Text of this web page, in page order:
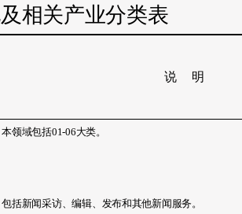
相关产业分类表
说 明
本领域包括01-06大类。
包括新闻采访、编辑、发布和其他新闻服务。